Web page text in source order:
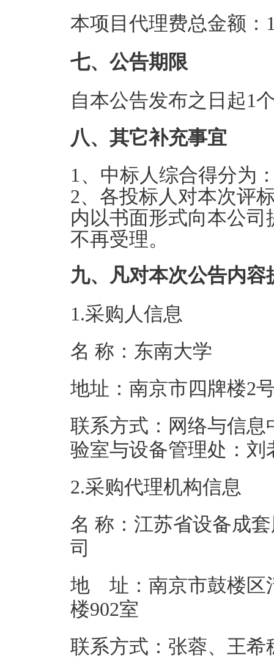
本项目代理费总金额：
七、公告期限
自本公告发布之日起1
八、其它补充事宜
1、 中标人综合得分为
2、各投标人对本次评
内以书面形式向本公
不再受理。
九、凡对本次公告内
1.采购人信息
名 称：东南
地址：南京
联系方式：网络与信息
验室与设备管理
2.采购代理机构信息
名 称：江苏省设备成
地 址：南京市鼓楼区
楼
联系方式：张蓉、王希